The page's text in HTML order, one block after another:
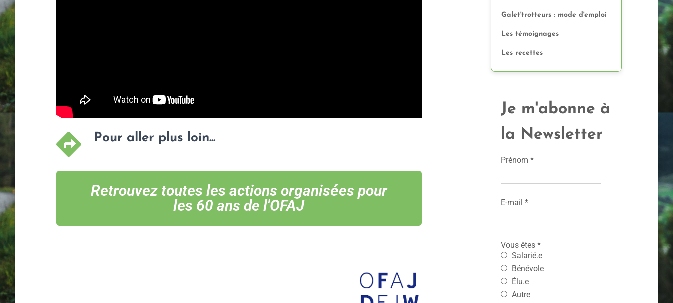
Pour aller plus loin...
Retrouvez toutes les actions organisées pour
les 60 ans de l'OFAJ
Galet'trotteurs : mode d'emploi
Les témoignages
Les recettes
Je m'abonne à
la Newsletter
Prénom *
E-mail *
Vous êtes *
Salarié.e
Bénévole
Élu.e
Autre